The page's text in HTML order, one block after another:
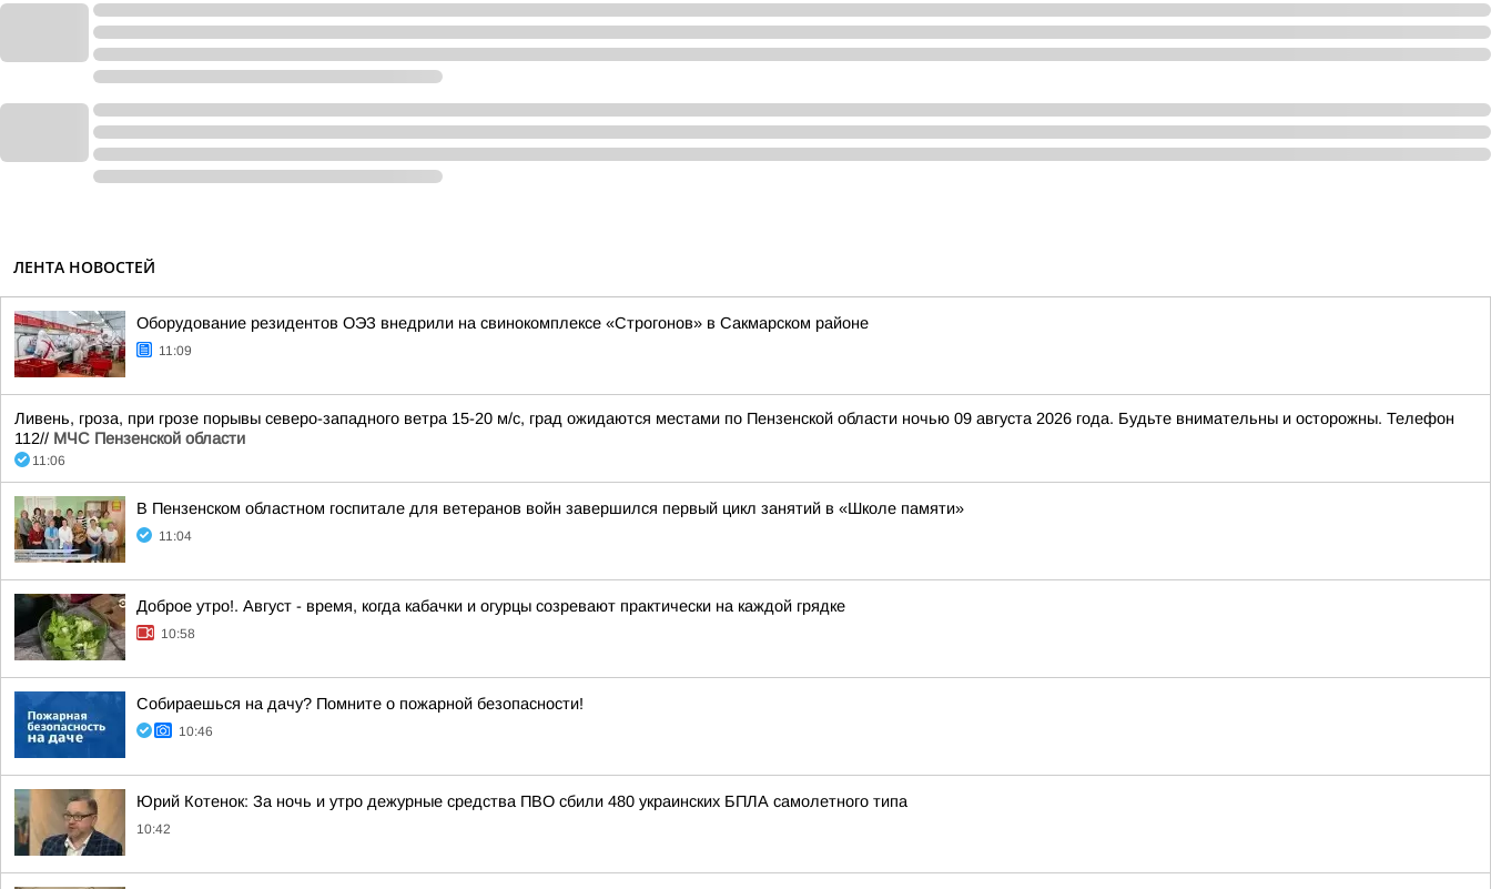
ЛЕНТА НОВОСТЕЙ
Оборудование резидентов ОЭЗ внедрили на свинокомплексе «Строгонов» в Сакмарском районе
11:09
Ливень, гроза, при грозе порывы северо-западного ветра 15-20 м/с, град ожидаются местами по Пензенской области ночью 09 августа 2026 года. Будьте внимательны и осторожны. Телефон
112// МЧС Пензенской области
11:06
В Пензенском областном госпитале для ветеранов войн завершился первый цикл занятий в «Школе памяти»
11:04
Доброе утро!. Август - время, когда кабачки и огурцы созревают практически на каждой грядке
10:58
Собираешься на дачу? Помните о пожарной безопасности!
10:46
Юрий Котенок: За ночь и утро дежурные средства ПВО сбили 480 украинских БПЛА самолетного типа
10:42